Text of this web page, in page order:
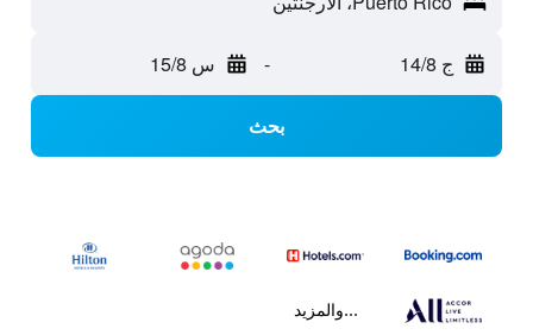
ج 14/8 - س 15/8
بحث
...والمزيد